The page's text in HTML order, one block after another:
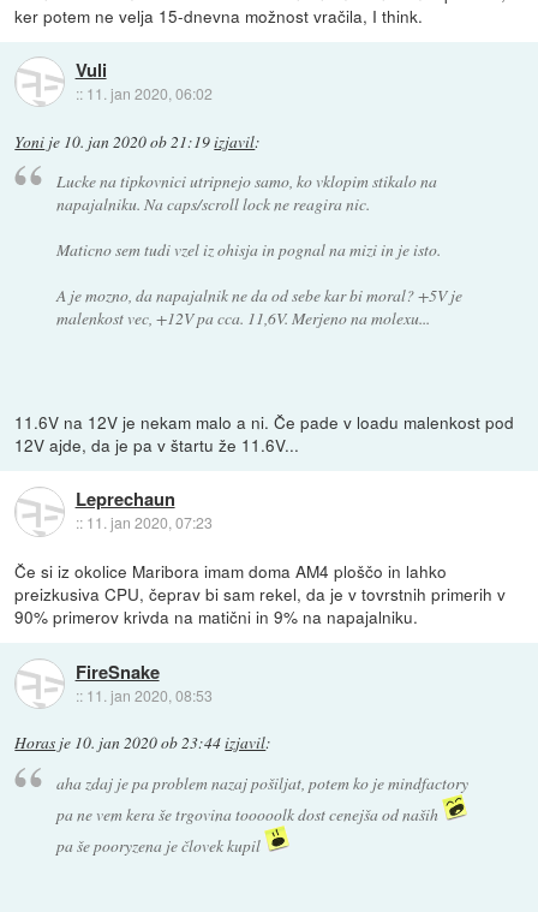
ker potem ne velja 15-dnevna možnost vračila, I think.
Vuli
:: 11. jan 2020, 06:02
Yoni je 10. jan 2020 ob 21:19izjavil:
Lucke na tipkovnici utripnejo samo, ko vklopim stikalo na
napajalniku. Na caps/scroll lock ne reagira nic.
Maticno sem tudi vzel iz ohisja in pognal na mizi in je isto.
A je mozno, da napajalnik ne da od sebe kar bi moral? +5V je
malenkost vec, +12V pa cca. 11,6V. Merjeno na molexu...
11.6V na 12V je nekam malo a ni. Če pade v loadu malenkost pod
12V ajde, da je pa v štartu že 11.6V...
Leprechaun
:: 11. jan 2020, 07:23
Če si iz okolice Maribora imam doma AM4 ploščo in lahko
preizkusiva CPU, čeprav bi sam rekel, da je v tovrstnih primerih v
90% primerov krivda na matični in 9% na napajalniku.
FireSnake
:: 11. jan 2020, 08:53
Horas je 10. jan 2020 ob 23:44izjavil:
aha zdaj je pa problem nazaj pošiljat, potem ko je mindfactory
pa ne vem kera še trgovina tooooolk dost cenejša od naših
pa še pooryzena je človek kupil